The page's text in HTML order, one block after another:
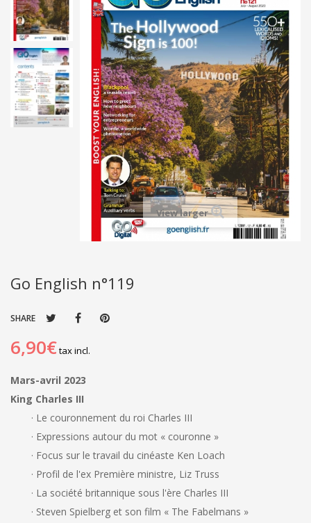
View larger
Go English n°119
SHARE
6,90€tax incl.
Mars-avril 2023
King Charles III
· Le couronnement du roi Charles III
· Expressions autour du mot « couronne »
· Focus sur le travail du cinéaste Ken Loach
· Profil de l'ex Première ministre, Liz Truss
· La société britannique sous l'ère Charles III
· Steven Spielberg et son film « The Fabelmans »